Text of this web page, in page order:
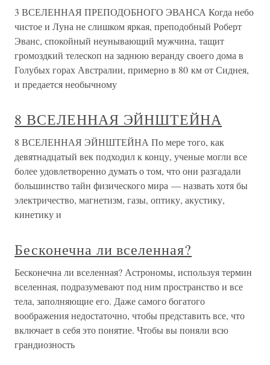
3 ВСЕЛЕННАЯ ПРЕПОДОБНОГО ЭВАНСА Когда небо
чистое и Луна не слишком яркая, преподобный Роберт
Эванс, спокойный неунывающий мужчина, тащит
громоздкий телескоп на заднюю веранду своего дома в
Голубых горах Австралии, примерно в 80 км от Сиднея,
и предается необычному
8 ВСЕЛЕННАЯ ЭЙНШТЕЙНА
8 ВСЕЛЕННАЯ ЭЙНШТЕЙНА По мере того, как
девятнадцатый век подходил к концу, ученые могли все
более удовлетворенно думать о том, что они разгадали
большинство тайн физического мира — назвать хотя бы
электричество, магнетизм, газы, оптику, акустику,
кинетику и
Бесконечна ли вселенная?
Бесконечна ли вселенная? Астрономы, используя термин
вселенная, подразумевают под ним пространство и все
тела, заполняющие его. Даже самого богатого
воображения недостаточно, чтобы представить все, что
включает в себя это понятие. Чтобы вы поняли всю
грандиозность